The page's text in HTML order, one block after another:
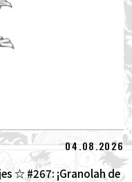
04.08.2026
☆ #267: ¡Granolah de